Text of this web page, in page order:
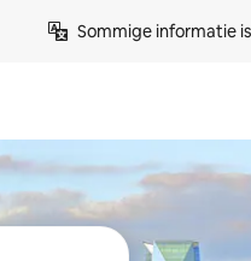
Sommige informatie